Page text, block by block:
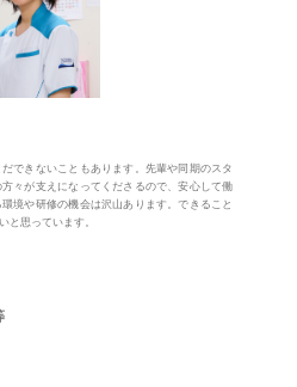
できないこともあります。先輩や同期のスタ
々が支えになってくださるので、安心して働
境や研修の機会は沢山あります。できること
と思っています。